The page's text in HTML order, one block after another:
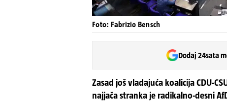
Foto: Fabrizio Bensch
Dodaj 24sata
Zasad još vladajuća koalicija CDU-
najjača stranka je radikalno-desni